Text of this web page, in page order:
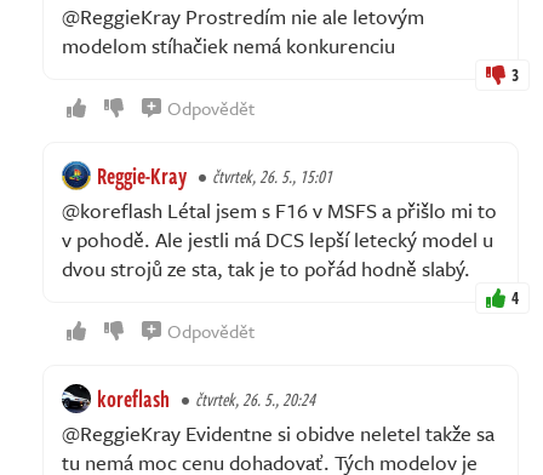
@ReggieKray Prostredím nie ale letovým
modelom stíhačiek nemá konkurenciu
3
Odpovědět
Reggie-Kray čtvrtek, 26. 5., 15:01
@koreflash Létal jsem s F16 v MSFS a přišlo mi to
v pohodě. Ale jestli má DCS lepší letecký model u
dvou strojů ze sta, tak je to pořád hodně slabý.
4
Odpovědět
koreflash čtvrtek, 26. 5., 20:24
@ReggieKray Evidentne si obidve neletel takže sa
tu nemá moc cenu dohadovať. Tých modelov je